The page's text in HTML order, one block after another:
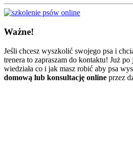
Ważne!
Jeśli chcesz wyszkolić swojego psa i
trenera to zapraszam do kontaktu! Już
wiedziała co i jak masz robić aby psa
domową lub konsultację online przez